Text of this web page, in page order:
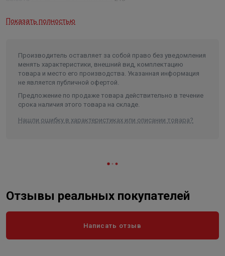
Показать полностью
Производитель оставляет за собой право без уведомления
менять характеристики, внешний вид, комплектацию
товара и место его производства. Указанная информация
не является публичной офертой.
Предложение по продаже товара действительно в течение
срока наличия этого товара на складе.
Нашли ошибку в характеристиках или описании товара?
Отзывы реальных покупателей
Написать отзыв